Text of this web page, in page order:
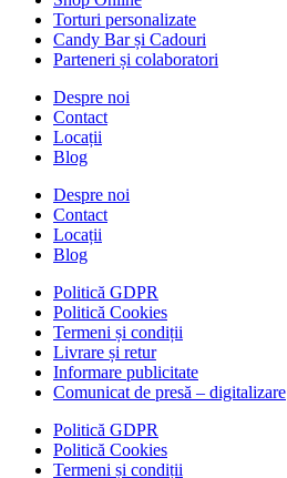
Torturi personalizate
Candy Bar și Cadouri
Parteneri și colaboratori
Despre noi
Contact
Locații
Blog
Despre noi
Contact
Locații
Blog
Politică GDPR
Politică Cookies
Termeni și condiții
Livrare și retur
Informare publicitate
Comunicat de presă – digitalizare
Politică GDPR
Politică Cookies
Termeni și condiții